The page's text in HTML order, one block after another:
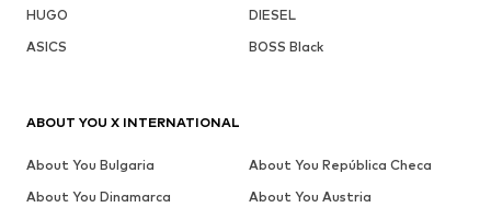
HUGO
DIESEL
ASICS
BOSS Black
ABOUT YOU X INTERNATIONAL
About You Bulgaria
About You República Checa
About You Dinamarca
About You Austria